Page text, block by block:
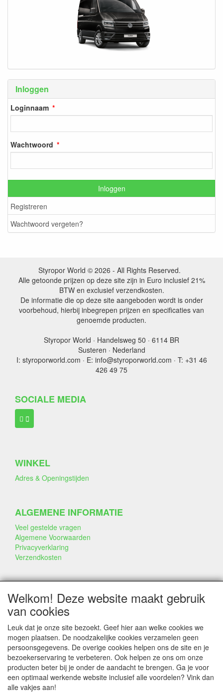
Inloggen
Loginnaam
Wachtwoord
Inloggen
Registreren
Wachtwoord vergeten?
Styropor World © 2026 - All Rights Reserved.
Alle getoonde prijzen op deze site zijn in Euro inclusief 21%
BTW en exclusief verzendkosten.
De informatie die op deze site aangeboden wordt is onder
voorbehoud, hierbij inbegrepen prijzen en specificaties van
genoemde producten.
Styropor World · Handelsweg 50 · 6114 BR
Susteren · Nederland
I: styroporworld.com · E: info@styroporworld.com · T: +31 46
426 49 75
SOCIALE MEDIA
WINKEL
Adres & Openingstijden
ALGEMENE INFORMATIE
Veel gestelde vragen
Algemene Voorwaarden
Privacyverklaring
Verzendkosten
BEDRIJF & INFO
Bedrijfsinfo
Portfolio
Disclaimer
Statement & Milieu
Taarten gemaakt met Dummies
SERVICE
Welkom! Deze website maakt gebruik
van cookies
Leuk dat je onze site bezoekt. Geef hier aan welke cookies we
mogen plaatsen. De noodzakelijke cookies verzamelen geen
persoonsgegevens. De overige cookies helpen ons de site en je
bezoekerservaring te verbeteren. Ook helpen ze ons om onze
producten beter bij je onder de aandacht te brengen. Ga je voor
een optimaal werkende website inclusief alle voordelen? Vink dan
alle vakjes aan!